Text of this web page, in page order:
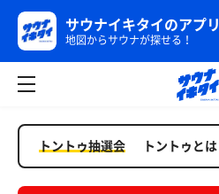
サウナイキタイのアプリ
地図からサウナが探せる！
トントゥ抽選会 トントゥとは